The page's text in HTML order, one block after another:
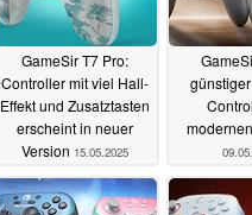
GameSir T7 Pro:
Controller mit viel Hall-
Effekt und Zusatztasten
erscheint in neuer
Version 15.05.2025